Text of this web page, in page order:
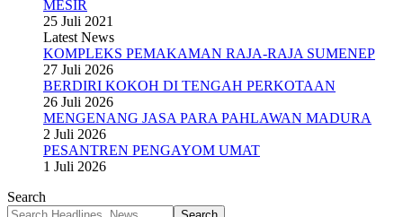
MESIR
25 Juli 2021
Latest News
KOMPLEKS PEMAKAMAN RAJA-RAJA SUMENEP
27 Juli 2026
BERDIRI KOKOH DI TENGAH PERKOTAAN
26 Juli 2026
MENGENANG JASA PARA PAHLAWAN MADURA
2 Juli 2026
PESANTREN PENGAYOM UMAT
1 Juli 2026
Search